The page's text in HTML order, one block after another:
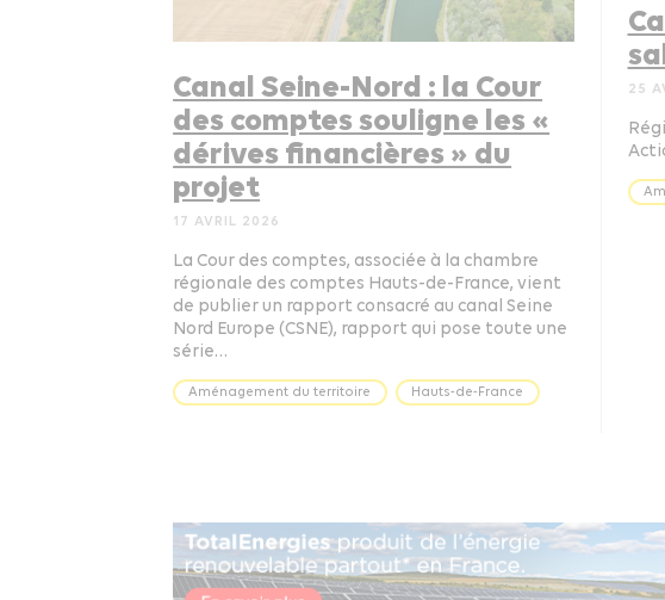
Canal Seine-Nord : la Cour
des comptes souligne les «
dérives financières » du
projet
17 AVRIL 2026
La Cour des comptes, associée à la chambre
régionale des comptes Hauts-de-France, vient
de publier un rapport consacré au canal Seine
Nord Europe (CSNE), rapport qui pose toute une
série…
Aménagement du territoire Hauts-de-France
25